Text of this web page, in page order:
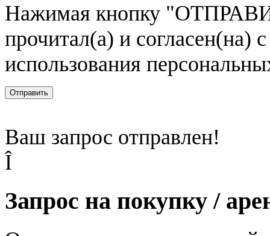
Нажимая кнопку
прочитал(а) и согласен(на)
использования
Отправить
Ваш запрос отправлен!
Î
Запрос на покупку /